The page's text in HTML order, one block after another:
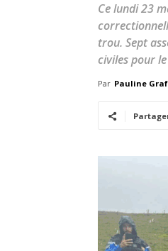
Ce lundi 23
trou. Sept
civiles pour
Par Pauline Graf